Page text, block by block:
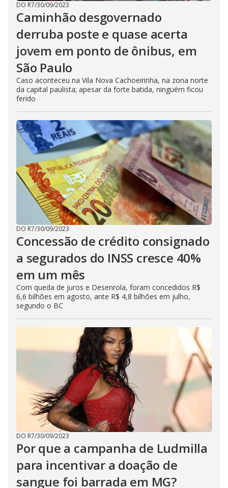
DO R7/30/09/2023
Caminhão desgovernado
derruba poste e quase acerta
jovem em ponto de ônibus, em
São Paulo
Caso aconteceu na Vila Nova Cachoeirinha, na zona norte
da capital paulista; apesar da forte batida, ninguém ficou
ferido
DO R7/30/09/2023
Concessão de crédito consignado
a segurados do INSS cresce 40%
em um mês
Com queda de juros e Desenrola, foram concedidos R$
6,6 bilhões em agosto, ante R$ 4,8 bilhões em julho,
segundo o BC
DO R7/30/09/2023
Por que a campanha de Ludmilla
para incentivar a doação de
sangue foi barrada em MG?